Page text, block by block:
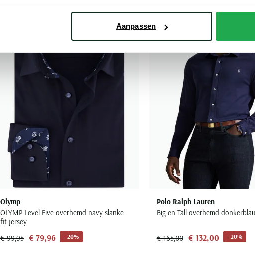
Aanpassen
Olymp
OLYMP Level Five overhemd navy slanke
fit jersey
€ 99,95 € 79,96 - 20%
Polo Ralph Lauren
Big en Tall overhemd
€ 165,00 € 132,00 - 20%